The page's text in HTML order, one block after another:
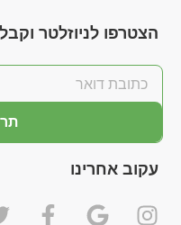
הצטרפו לניוזלטר
עקוב אחרינו